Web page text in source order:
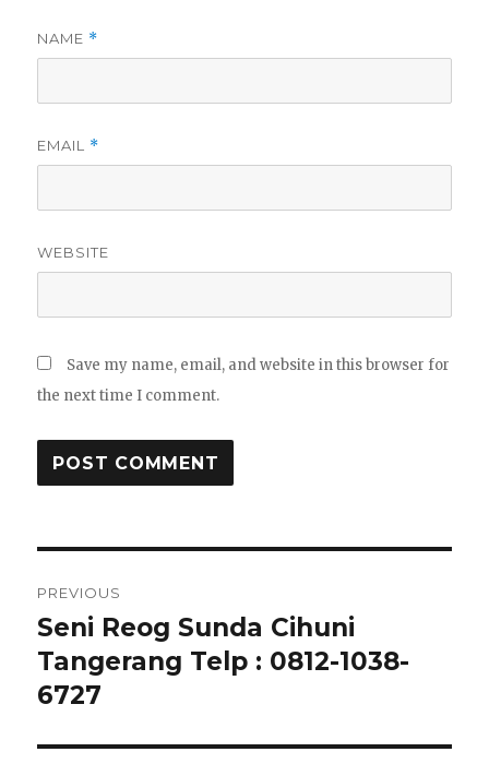
NAME *
EMAIL *
WEBSITE
Save my name, email, and website in this browser for
the next time I comment.
navigation
PREVIOUS
Previous
post:
Seni Reog Sunda Cihuni
Tangerang Telp : 0812-1038-
6727